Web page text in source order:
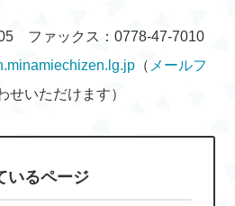
ファックス：0778-47-7010
（ メールフ
せいただけます）
いるページ